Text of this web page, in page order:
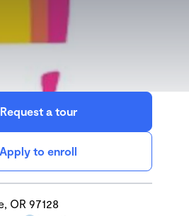
Request a tour
Apply to enroll
OR 97128